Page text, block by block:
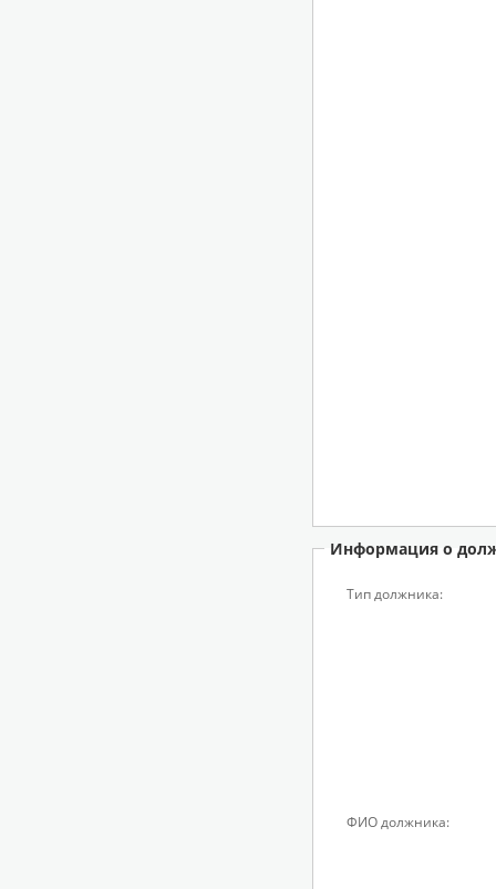
Информация о
Тип должника:
ФИО должника: